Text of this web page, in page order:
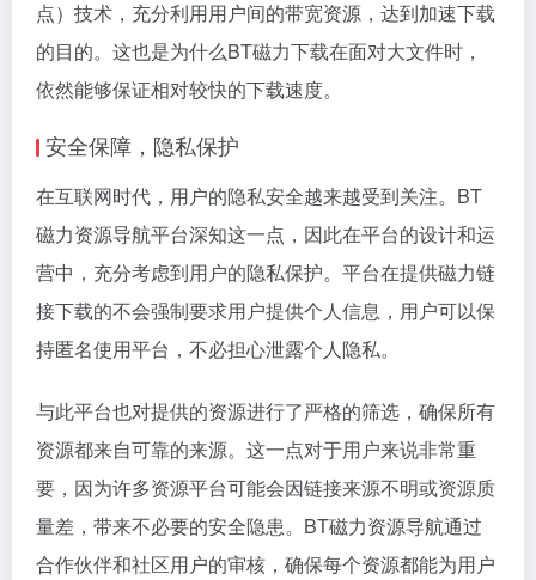
点）技术，充分利用用户间的带宽资源，达到加速下载
的目的。这也是为什么BT磁力下载在面对大文件时，
依然能够保证相对较快的下载速度。
安全保障，隐私保护
在互联网时代，用户的隐私安全越来越受到关注。BT
磁力资源导航平台深知这一点，因此在平台的设计和运
营中，充分考虑到用户的隐私保护。平台在提供磁力链
接下载的不会强制要求用户提供个人信息，用户可以保
持匿名使用平台，不必担心泄露个人隐私。
与此平台也对提供的资源进行了严格的筛选，确保所有
资源都来自可靠的来源。这一点对于用户来说非常重
要，因为许多资源平台可能会因链接来源不明或资源质
量差，带来不必要的安全隐患。BT磁力资源导航通过
合作伙伴和社区用户的审核，确保每个资源都能为用户